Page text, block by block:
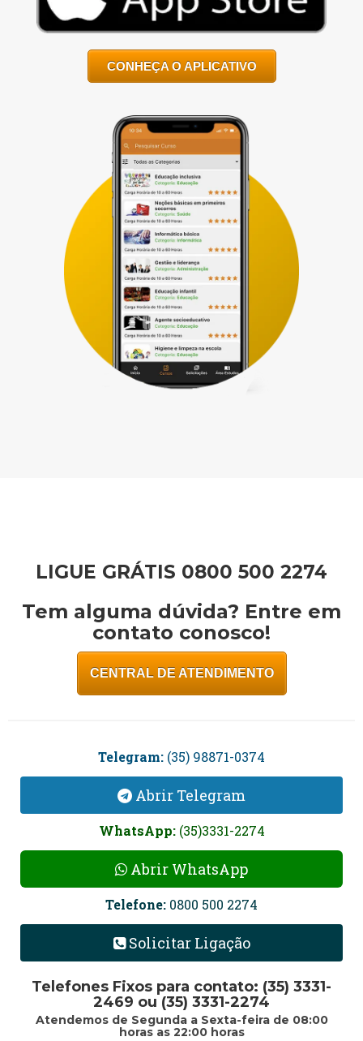
CONHEÇA O APLICATIVO
LIGUE GRÁTIS 0800 500 2274
Tem alguma dúvida? Entre em
contato conosco!
CENTRAL DE ATENDIMENTO
Telegram: (35) 98871-0374
Abrir Telegram
WhatsApp:(35)3331-2274
Abrir WhatsApp
Telefone: 0800 500 2274
Solicitar Ligação
Telefones Fixos para contato: (35) 3331-
2469 ou (35) 3331-2274
Atendemos de Segunda a Sexta-feira de 08:00
horas as 22:00 horas